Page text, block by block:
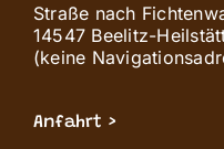
Straße nach
14547 Beelitz-
(keine
Anfahrt >